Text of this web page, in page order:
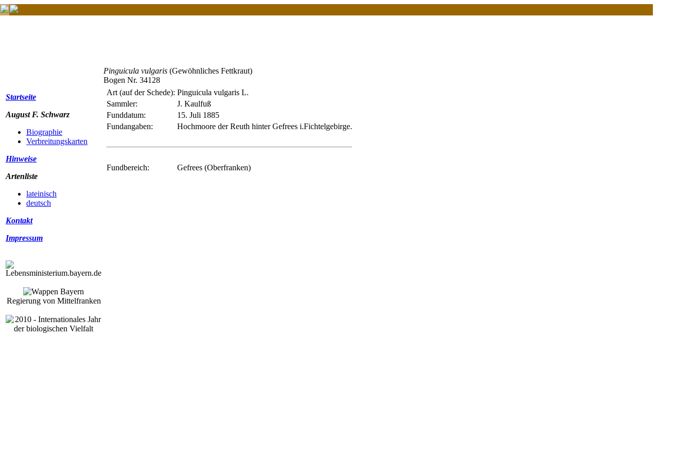
Startseite
August F. Schwarz
Biographie
Verbreitungskarten
Hinweise
Artenliste
lateinisch
deutsch
Kontakt
Impressum
Regierung von Mittelfranken
Pinguicula vulgaris (Gewöhnliches Fettkraut)
Bogen Nr. 34128
Art (auf der Schede): Pinguicula vulgaris L.
Sammler:
J. Kaulfuß
Funddatum:
15. Juli 1885
Fundangaben:
Hochmoore der Reuth hinter Gefrees i.Fichtelgebirge.
Fundbereich: Gefrees (Oberfranken)